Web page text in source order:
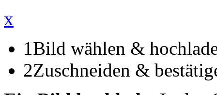
x
1Bild wählen &
2Zuschneiden &